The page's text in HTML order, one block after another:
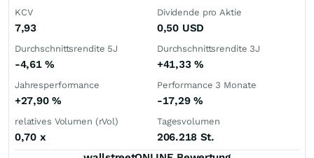
KCV
7,93
Dividende pro Aktie
0,50 USD
Durchschnittsrendite 5J
-4,61%
Durchschnittsrendite 3J
+41,33 %
Jahresperformance
+27,90 %
Performance 3 Monate
-17,29 %
relatives Volumen (rVol)
0,70 x
Tagesvolumen
206.218 St.